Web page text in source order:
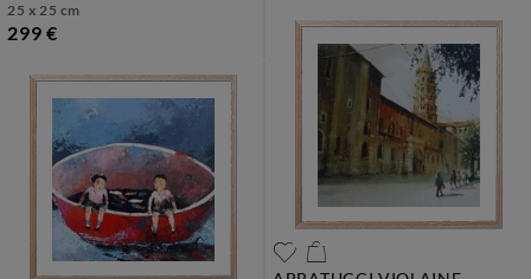
25 x 25 cm
299 €